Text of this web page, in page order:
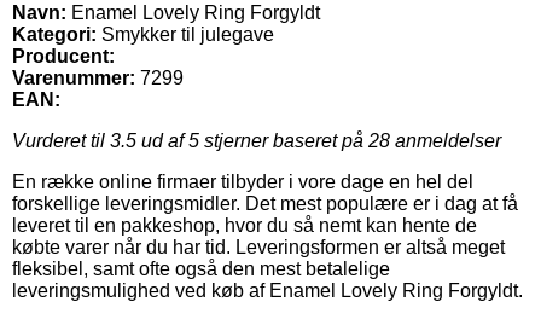
Navn: Enamel Lovely Ring Forgyldt
Kategori: Smykker til julegave
Producent:
Varenummer: 7299
EAN:
Vurderet til 3.5 ud af 5 stjerner baseret på 28 anmeldelser
En række online firmaer tilbyder i vore dage en hel del
forskellige leveringsmidler. Det mest populære er i dag at få
leveret til en pakkeshop, hvor du så nemt kan hente de
købte varer når du har tid. Leveringsformen er altså meget
fleksibel, samt ofte også den mest betalelige
leveringsmulighed ved køb af Enamel Lovely Ring Forgyldt.